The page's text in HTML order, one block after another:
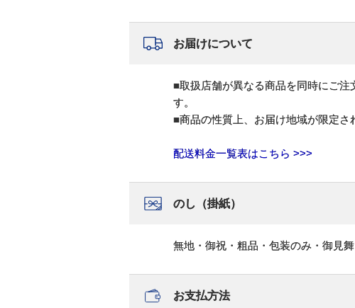
お届けについて
■取扱店舗が異なる商品を同時にご
す。
■商品の性質上、お届け地域が限定さ
配送料金一覧表はこちら >>>
のし（掛紙）
無地・御祝・粗品・包装のみ・御見
お支払方法